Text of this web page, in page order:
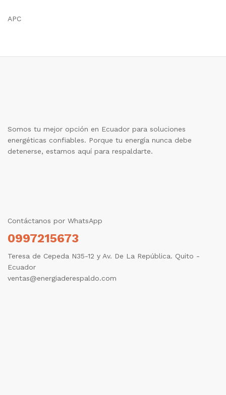
APC
Somos tu mejor opción en Ecuador para soluciones
energéticas confiables. Porque tu energía nunca debe
detenerse, estamos aquí para respaldarte.
Contáctanos por WhatsApp
0997215673
Teresa de Cepeda N35-12 y Av. De La República. Quito -
Ecuador
ventas@energiaderespaldo.com